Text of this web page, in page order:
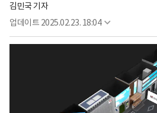
김민국 기자
업데이트 2025.02.23. 18:04